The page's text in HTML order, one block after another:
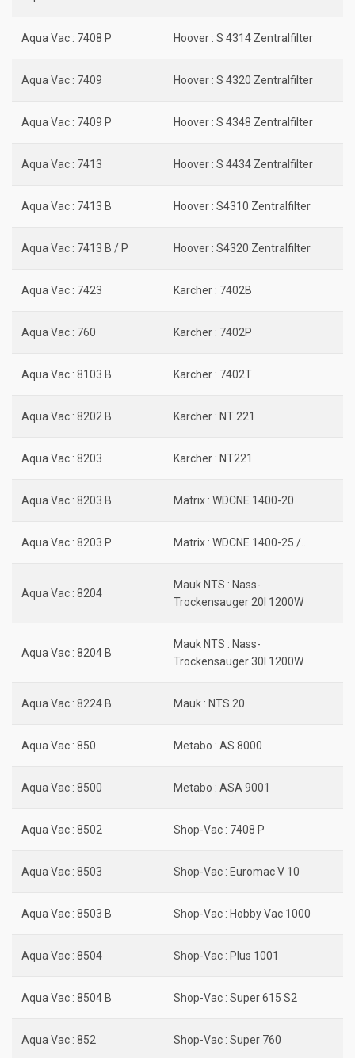
Aqua Vac : 7408 P Hoover : S 4314 Zentralfilter
Aqua Vac : 7409 Hoover : S 4320 Zentralfilter
Aqua Vac : 7409 P Hoover : S 4348 Zentralfilter
Aqua Vac : 7413 Hoover : S 4434 Zentralfilter
Aqua Vac : 7413 B Hoover : S4310 Zentralfilter
Aqua Vac : 7413 B / P Hoover : S4320 Zentralfilter
Aqua Vac : 7423 Karcher : 7402B
Aqua Vac : 760 Karcher : 7402P
Aqua Vac : 8103 B Karcher : 7402T
Aqua Vac : 8202 B Karcher : NT 221
Aqua Vac : 8203 Karcher : NT221
Aqua Vac : 8203 B Matrix : WDCNE 1400-20
Aqua Vac : 8203 P Matrix : WDCNE 1400-25 /..
Aqua Vac : 8204
Mauk NTS : Nass-
Trockensauger 20l 1200W
Aqua Vac : 8204 B
Mauk NTS : Nass-
Trockensauger 30l 1200W
Aqua Vac : 8224 B Mauk : NTS 20
Aqua Vac : 850 Metabo : AS 8000
Aqua Vac : 8500 Metabo : ASA 9001
Aqua Vac : 8502 Shop-Vac : 7408 P
Aqua Vac : 8503 Shop-Vac : Euromac V 10
Aqua Vac : 8503 B Shop-Vac : Hobby Vac 1000
Aqua Vac : 8504 Shop-Vac : Plus 1001
Aqua Vac : 8504 B Shop-Vac : Super 615 S2
Aqua Vac : 852 Shop-Vac : Super 760